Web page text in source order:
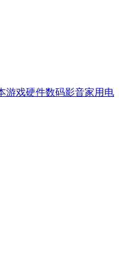
游戏硬件数码影音家用电